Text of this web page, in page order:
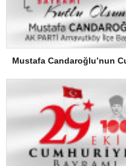
Mustafa Candaroğlu’nun